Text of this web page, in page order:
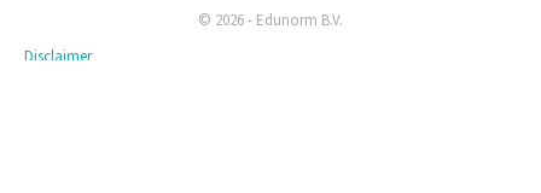
© 2026 - Edunorm B.V.
Disclaimer